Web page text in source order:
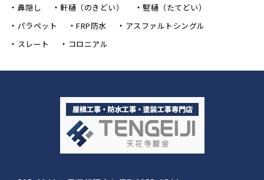
鼻隠し
軒樋（のきどい）
竪樋（たてどい）
パラペット
FRP防水
アスファルトシングル
スレート
コロニアル